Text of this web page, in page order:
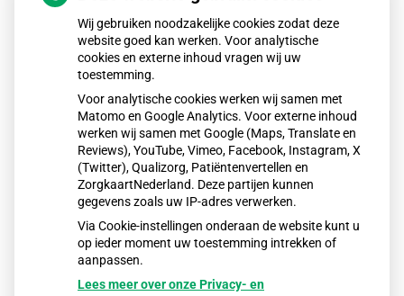
meldden zich met botbreuken na valpartijen. Spoedeisende
hulpen behandelden in korte tijd uitzonderlijk veel
patiënten, waardoor wachttijden opliepen en ziekenhuizen
extra personeel inzetten om de toestroom aan te kunnen.
Lees het hele artikel op: Nationale zorggids
Publicatiedatum:06-01-2026
Wij gebruiken noodzakelijke cookies zodat deze
website goed kan werken. Voor analytische
cookies en externe inhoud vragen wij uw
toestemming.
Voor analytische cookies werken wij samen met
Matomo en Google Analytics. Voor externe inhoud
werken wij samen met Google (Maps, Translate en
Reviews), YouTube, Vimeo, Facebook, Instagram, X
(Twitter), Qualizorg, Patiëntenvertellen en
ZorgkaartNederland. Deze partijen kunnen
gegevens zoals uw IP-adres verwerken.
Via Cookie-instellingen onderaan de website kunt u
op ieder moment uw toestemming intrekken of
aanpassen.
Lees meer over onze Privacy- en